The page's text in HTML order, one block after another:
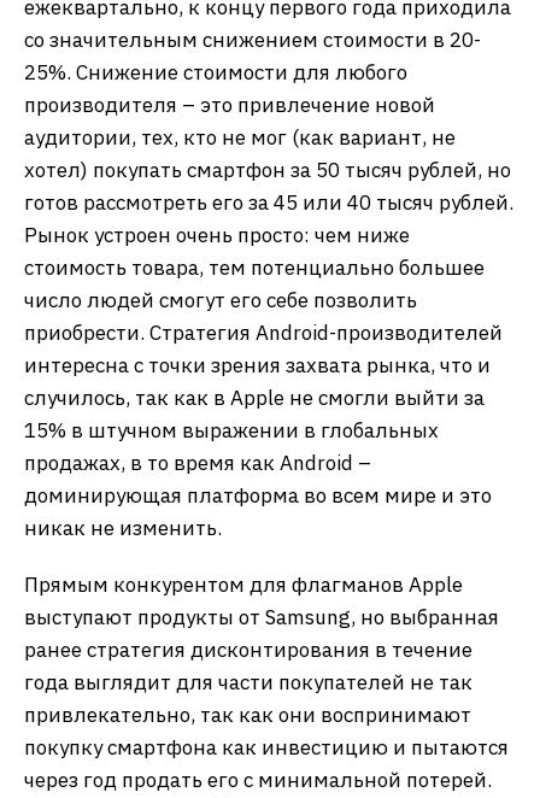
ежеквартально, к концу первого года приходила
со значительным снижением стоимости в 20-
25%. Снижение стоимости для любого
производителя – это привлечение новой
аудитории, тех, кто не мог (как вариант, не
хотел) покупать смартфон за 50 тысяч рублей, но
готов рассмотреть его за 45 или 40 тысяч рублей.
Рынок устроен очень просто: чем ниже
стоимость товара, тем потенциально большее
число людей смогут его себе позволить
приобрести. Стратегия Android-производителей
интересна с точки зрения захвата рынка, что и
случилось, так как в Apple не смогли выйти за
15% в штучном выражении в глобальных
продажах, в то время как Android –
доминирующая платформа во всем мире и это
никак не изменить.
Прямым конкурентом для флагманов Apple
выступают продукты от Samsung, но выбранная
ранее стратегия дисконтирования в течение
года выглядит для части покупателей не так
привлекательно, так как они воспринимают
покупку смартфона как инвестицию и пытаются
через год продать его с минимальной потерей.